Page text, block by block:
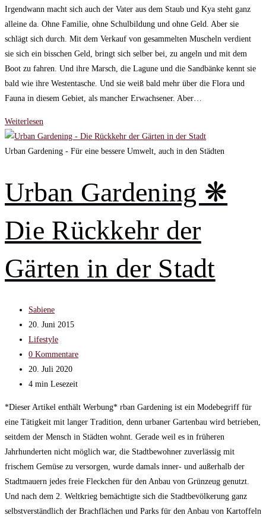
Irgendwann macht sich auch der Vater aus dem Staub und Kya steht ganz
alleine da. Ohne Familie, ohne Schulbildung und ohne Geld. Aber sie
schlägt sich durch. Mit dem Verkauf von gesammelten Muscheln verdient
sie sich ein bisschen Geld, bringt sich selber bei, zu angeln und mit dem
Boot zu fahren. Und ihre Marsch, die Lagune und die Sandbänke kennt sie
bald wie ihre Westentasche. Und sie weiß bald mehr über die Flora und
Fauna in diesem Gebiet, als mancher Erwachsener. Aber…
Weiterlesen
Gesang
der
Ein
von
Delia
Urban Gardening - Für eine bessere Umwelt, auch in den Städten
Urban Gardening ❋
Die Rückkehr der
Gärten in der Stadt
Beitrags-
Autor:
Sabiene
Beitrag
veröffentlicht:
20. Juni 2015
Beitrags-
Kategorie:
Lifestyle
Beitrags-
Kommentare:
0 Kommentare
Beitrag
zuletzt
20. Juli 2020
Lesedauer:
4 min Lesezeit
*Dieser Artikel enthält Werbung* rban Gardening ist ein Modebegriff für
eine Tätigkeit mit langer Tradition, denn urbaner Gartenbau wird betrieben,
seitdem der Mensch in Städten wohnt. Gerade weil es in früheren
Jahrhunderten nicht möglich war, die Stadtbewohner zuverlässig mit
frischem Gemüse zu versorgen, wurde damals inner- und außerhalb der
Stadtmauern jedes freie Fleckchen für den Anbau von Grünzeug genutzt.
Und nach dem 2. Weltkrieg bemächtigte sich die Stadtbevölkerung ganz
selbstverständlich der Brachflächen und Parks für den Anbau von Kartoffeln